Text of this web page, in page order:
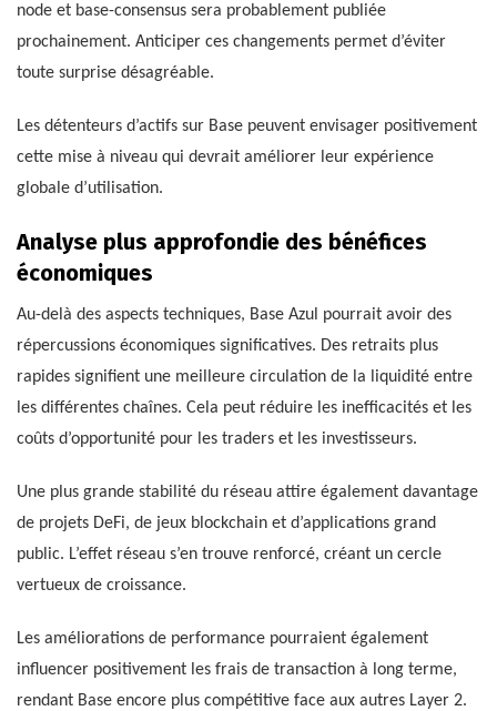
node et base-consensus sera probablement publiée
prochainement. Anticiper ces changements permet d’éviter
toute surprise désagréable.
Les détenteurs d’actifs sur Base peuvent envisager positivement
cette mise à niveau qui devrait améliorer leur expérience
globale d’utilisation.
Analyse plus approfondie des bénéfices
économiques
Au-delà des aspects techniques, Base Azul pourrait avoir des
répercussions économiques significatives. Des retraits plus
rapides signifient une meilleure circulation de la liquidité entre
les différentes chaînes. Cela peut réduire les inefficacités et les
coûts d’opportunité pour les traders et les investisseurs.
Une plus grande stabilité du réseau attire également davantage
de projets DeFi, de jeux blockchain et d’applications grand
public. L’effet réseau s’en trouve renforcé, créant un cercle
vertueux de croissance.
Les améliorations de performance pourraient également
influencer positivement les frais de transaction à long terme,
rendant Base encore plus compétitive face aux autres Layer 2.